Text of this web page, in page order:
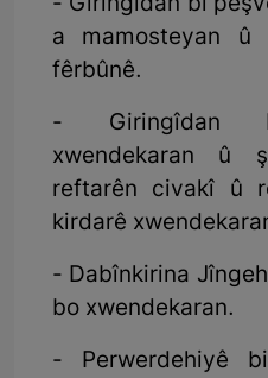
a mamosteyan û
fêrbûnê.
- Giringîdan
xwendekaran û
reftarên civakî û
kirdarê
- Dabînkirina
bo xwendekaran.
- ‏Perwerdehiyê bikin dînamo ku bi